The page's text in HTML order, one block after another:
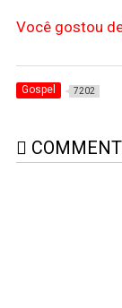
Você gostou
Gospel 7202